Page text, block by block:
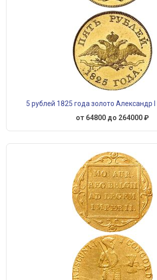
5 рублей 1825 года золото Александр
от 64800 до 264000 ₽